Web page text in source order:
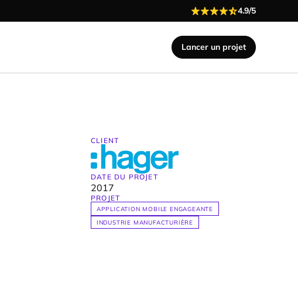
4.9/5
Lancer un projet
CLIENT
DATE DU PROJET
2017
PROJET
APPLICATION MOBILE ENGAGEANTE
INDUSTRIE MANUFACTURIÈRE